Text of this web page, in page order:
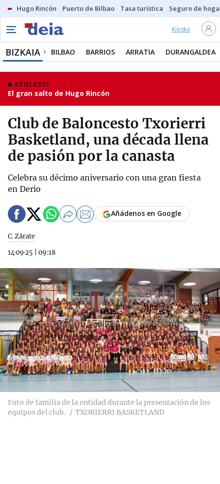
Hugo Rincón Puerto de Bilbao Tasa turística Seguro de
Kiosko
BIZKAIA BILBAO BARRIOS ARRATIA DURANGALDEA
ATHLETIC
El gran salto de Hugo Rincón
Club de Baloncesto Txorierri
Basketland, una década llena
de pasión por la canasta
Celebra su décimo aniversario con una gran fiesta
en Derio
C. Zárate
14·09·25
09:18
Añádenos en Google
Foto de familia de la entidad durante la presentación de los
equipos del club.
TXORIERRI BASKETLAND